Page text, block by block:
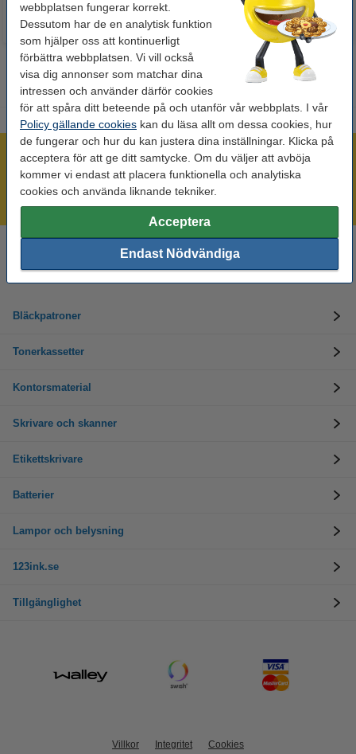
webbplatsen fungerar korrekt.
Dessutom har de en analytisk funktion
som hjälper oss att kontinuerligt
förbättra webbplatsen. Vi vill också
visa dig annonser som matchar dina
intressen och använder därför cookies
för att spåra ditt beteende på och utanför vår webbplats. I vår
Policy gällande cookies kan du läsa allt om dessa cookies, hur
de fungerar och hur du kan justera dina inställningar. Klicka på
acceptera för att ge ditt samtycke. Om du väljer att avböja
kommer vi endast att placera funktionella och analytiska
cookies och använda liknande tekniker.
Acceptera
Endast Nödvändiga
Mer än 300.000 kunder!
Beställ innan 16:00 så skickar vi idag!
Behöver du hjälp? Ring oss på 08-550 04 123
Helgfria vardagar från kl. 9:00 till 16:00
Bläckpatroner
Tonerkassetter
Kontorsmaterial
Skrivare och skanner
Etikettskrivare
Batterier
Lampor och belysning
123ink.se
Tillgänglighet
Villkor Integritet Cookies